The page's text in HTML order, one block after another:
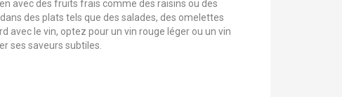
avec des fruits frais comme des raisins ou des
des plats tels que des salades, des omelettes
avec le vin, optez pour un vin rouge léger ou un vin
ses saveurs subtiles.